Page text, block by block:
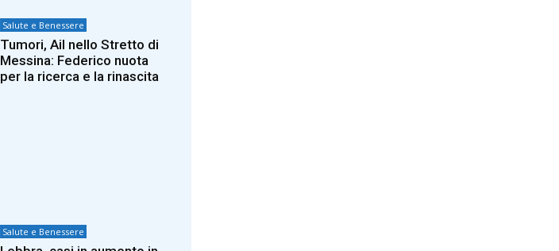
Salute e Benessere
Tumori, Ail nello Stretto di
Messina: Federico nuota
per la ricerca e la rinascita
Salute e Benessere